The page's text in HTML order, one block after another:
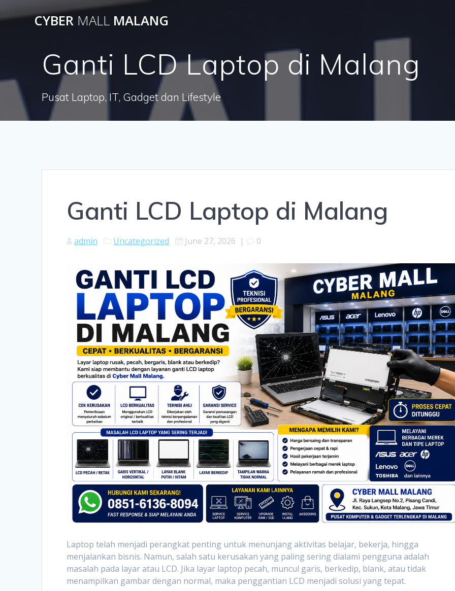
to
CYBER MALL MALANG
Ganti LCD Laptop di Malang
Pusat Laptop, IT, Gadget dan Lifestyle
Ganti LCD Laptop di Malang
admin Uncategorized June 27, 2026 | 0
Laptop telah menjadi perangkat penting untuk menunjang aktivitas belajar, bekerja, hingga
menjalankan bisnis. Namun, salah satu kerusakan yang paling sering dialami pengguna adalah
masalah pada layar atau LCD. Jika layar laptop pecah, muncul garis, berkedip, blank, atau tidak
menampilkan gambar dengan normal, maka penggantian LCD menjadi solusi yang tepat.